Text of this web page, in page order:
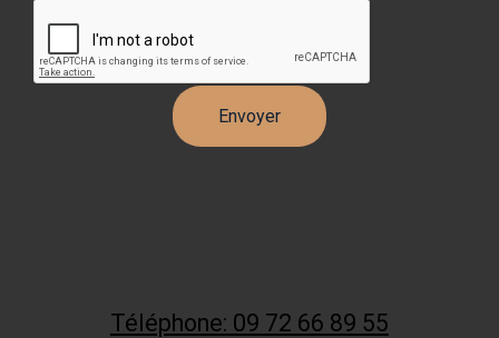
Téléphone: 09 72 66 89 55